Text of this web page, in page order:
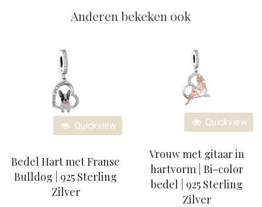
Anderen bekeken ook
Quickview
Bedel Hart met Franse
Bulldog | 925 Sterling
Zilver
Quickview
Vrouw met gitaar in
hartvorm | Bi-color
bedel | 925 Sterling
Zilver